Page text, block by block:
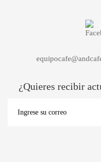
¿Quieres recibir